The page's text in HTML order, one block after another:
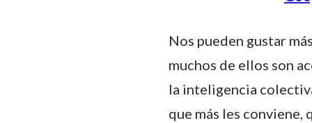
Nos pueden gustar
muchos de ellos son
la inteligencia
que más les conviene,